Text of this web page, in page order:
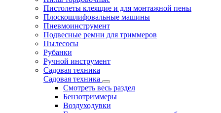
Пистолеты клеящие и для монтажной пены
Плоскошлифовальные машины
Пневмоинструмент
Подвесные ремни для триммеров
Пылесосы
Рубанки
Ручной инструмент
Садовая техника
Садовая техника
Смотреть весь раздел
Бензотриммеры
Воздуходувки